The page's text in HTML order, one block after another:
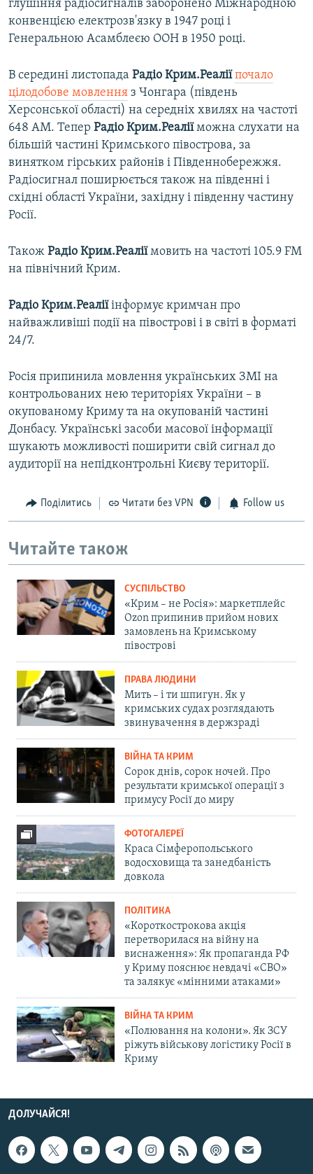
глушіння радіосигналів заборонено Міжнародною
конвенцією електрозв'язку в 1947 році і
Генеральною Асамблеєю ООН в 1950 році.
В середині листопада Радіо Крим.Реалії почало
цілодобове мовлення з Чонгара (південь
Херсонської області) на середніх хвилях на частоті
648 АМ. Тепер Радіо Крим.Реаліїможна слухати на
більшій частині Кримського півострова, за
винятком гірських районів і Південнобережжя.
Радіосигнал поширюється також на південні і
східні області України, західну і південну частину
Росії.
Також Радіо Крим.Реаліїмовить на частоті 105.9 FM
на північний Крим.
Радіо Крим.Реаліїінформує кримчан про
найважливіші події на півострові і в світі в форматі
24/7.
Росія припинила мовлення українських ЗМІ на
контрольованих нею територіях України – в
окупованому Криму та на окупованій частині
Донбасу. Українські засоби масової інформації
шукають можливості поширити свій сигнал до
аудиторії на непідконтрольні Києву території.
Поділитись Читати без VPN Follow us
Читайте також
СУСПІЛЬСТВО
«Крим – не Росія»: маркетплейс
Ozon припинив прийом нових
замовлень на Кримському
півострові
ПРАВА ЛЮДИНИ
Мить – і ти шпигун. Як у
кримських судах розглядають
звинувачення в держзраді
ВІЙНА ТА КРИМ
Сорок днів, сорок ночей. Про
результати кримської операції з
примусу Росії до миру
ФОТОГАЛЕРЕЇ
Краса Сімферопольського
водосховища та занедбаність
довкола
ПОЛІТИКА
«Короткострокова акція
перетворилася на війну на
виснаження»: Як пропаганда РФ
у Криму пояснює невдачі «СВО»
та залякує «мінними атаками»
ВІЙНА ТА КРИМ
«Полювання на колони». Як ЗСУ
ріжуть військову логістику Росії в
Криму
ДОЛУЧАЙСЯ!